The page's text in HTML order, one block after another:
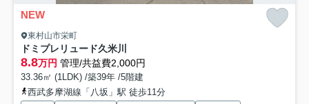
NEW
東村山市栄町
ドミプレリュード久米川
8.8万円 管理/共益費2,000円
33.36㎡ (1LDK) /築39年 /5階建
西武多摩湖線「八坂」駅 徒歩11分